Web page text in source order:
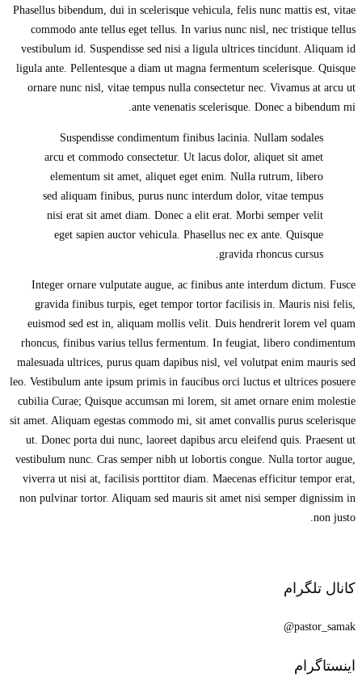
Phasellus bibendum, dui in scelerisque vehicula, felis nunc mattis est, vitae
commodo ante tellus eget tellus. In varius nunc nisl, nec tristique tellus
vestibulum id. Suspendisse sed nisi a ligula ultrices tincidunt. Aliquam id
ligula ante. Pellentesque a diam ut magna fermentum scelerisque. Quisque
ornare nunc nisl, vitae tempus nulla consectetur nec. Vivamus at arcu ut
ante venenatis scelerisque. Donec a bibendum mi.
Suspendisse condimentum finibus lacinia. Nullam sodales
arcu et commodo consectetur. Ut lacus dolor, aliquet sit amet
elementum sit amet, aliquet eget enim. Nulla rutrum, libero
sed aliquam finibus, purus nunc interdum dolor, vitae tempus
nisi erat sit amet diam. Donec a elit erat. Morbi semper velit
eget sapien auctor vehicula. Phasellus nec ex ante. Quisque
gravida rhoncus cursus.
Integer ornare vulputate augue, ac finibus ante interdum dictum. Fusce
gravida finibus turpis, eget tempor tortor facilisis in. Mauris nisi felis,
euismod sed est in, aliquam mollis velit. Duis hendrerit lorem vel quam
rhoncus, finibus varius tellus fermentum. In feugiat, libero condimentum
malesuada ultrices, purus quam dapibus nisl, vel volutpat enim mauris sed
leo. Vestibulum ante ipsum primis in faucibus orci luctus et ultrices posuere
cubilia Curae; Quisque accumsan mi lorem, sit amet ornare enim molestie
sit amet. Aliquam egestas commodo mi, sit amet convallis purus scelerisque
ut. Donec porta dui nunc, laoreet dapibus arcu eleifend quis. Praesent ut
vestibulum nunc. Cras semper nibh ut lobortis congue. Nulla tortor augue,
viverra ut nisi at, facilisis porttitor diam. Maecenas efficitur tempor erat,
non pulvinar tortor. Aliquam sed mauris sit amet nisi semper dignissim in
non justo.
کانال تلگرام
pastor_samak@
اینستاگرام